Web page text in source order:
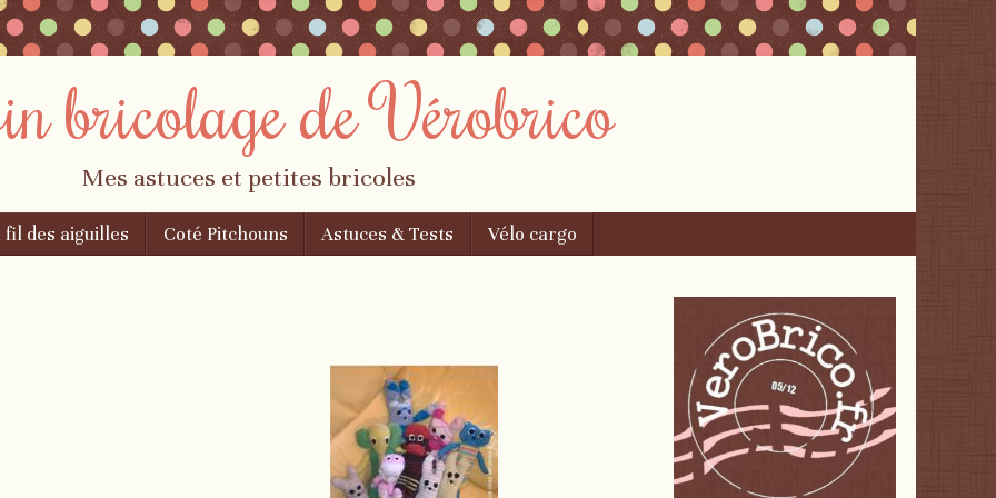
bricolage de Vérobrico
Mes astuces et petites bricoles
fil des aiguilles Coté Pitchouns Astuces & Tests Vélo cargo